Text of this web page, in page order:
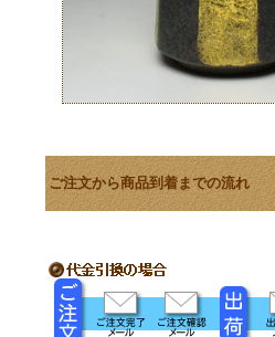
ご注文から商品到着までの流れ